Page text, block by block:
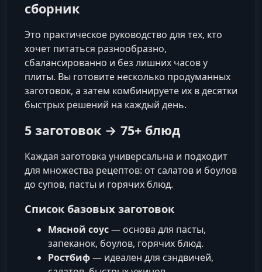
сборник
Это практическое руководство для тех, кто
хочет питаться разнообразно,
сбалансированно и без лишних часов у
плиты. Вы готовите несколько продуманных
заготовок, а затем комбинируете их в десятки
быстрых решений на каждый день.
5 заготовок → 75+ блюд
Каждая заготовка универсальна и подходит
для множества рецептов: от салатов и боулов
до супов, пасты и горячих блюд.
Список базовых заготовок
Мясной соус— основа для пасты,
запеканок, боулов, горячих блюд.
Ростбиф— идеален для сэндвичей,